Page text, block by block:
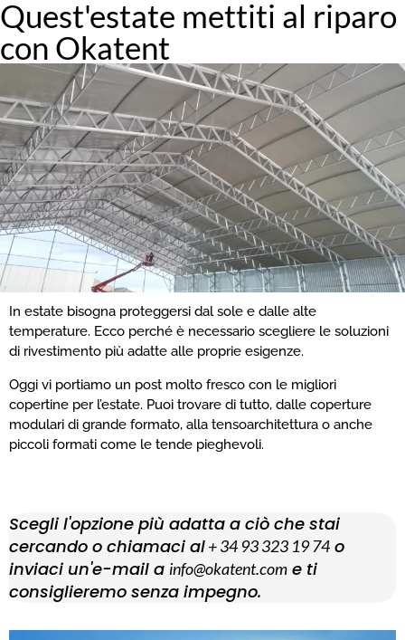
Quest'estate mettiti al riparo
con Okatent
In estate bisogna proteggersi dal sole e dalle alte
temperature. Ecco perché è necessario scegliere le soluzioni
di rivestimento più adatte alle proprie esigenze.
Oggi vi portiamo un post molto fresco con le migliori
copertine per l’estate. Puoi trovare di tutto, dalle coperture
modulari di grande formato, alla tensoarchitettura o anche
piccoli formati come le tende pieghevoli.
Scegli l'opzione più adatta a ciò che stai
cercando o chiamaci al+ 34 93 323 19 74 o
inviaci un'e-mail a info@okatent.com e ti
consiglieremo senza impegno.